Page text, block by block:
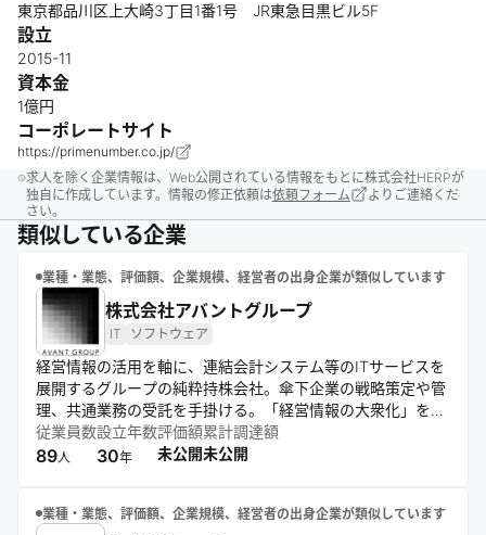
東京都品川区上大崎3丁目1番1号 JR東急目黒ビル5F
設立
2015-11
資本金
1億円
コーポレートサイト
https://primenumber.co.jp/
求人を除く企業情報は、Web公開されている情報をもとに株式会社HERPが
独自に作成しています。情報の修正依頼は依頼フォーム
よりご連絡くだ
さい。
類似している企業
業種・業態、評価額、企業規模、経営者の出身企業が類似しています
株式会社アバントグループ
IT ソフトウェア
経営情報の活用を軸に、連結会計システム等のITサービスを
展開するグループの純粋持株会社。傘下企業の戦略策定や管
理、共通業務の受託を手掛ける。「経営情報の大衆化」をミ
ッションに掲げ、世界水準のSaaS企業としての地位確立を
目指す。持続的な企業価値の創造を支え、100年続く企業の
従業員数
89人
設立年数
30年
評価額
未公開
累計調達額
未公開
業種・業態、評価額、企業規模、経営者の出身企業が類似しています